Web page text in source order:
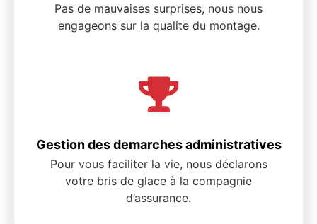
Pas de mauvaises surprises, nous nous
engageons sur la qualite du montage.
Gestion des demarches administratives
Pour vous faciliter la vie, nous déclarons
votre bris de glace à la compagnie
d’assurance.